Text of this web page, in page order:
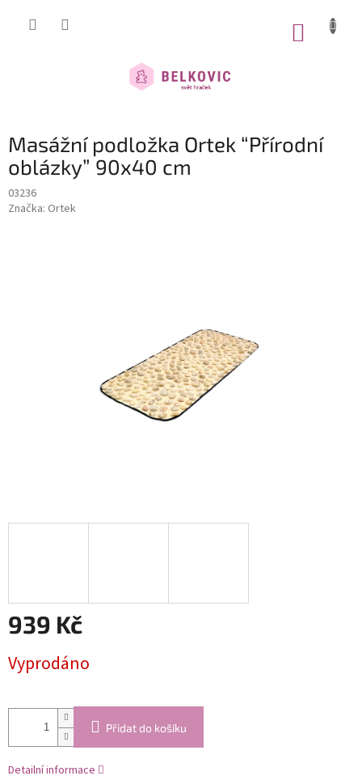
Masážní podložka Ortek “Přírodní
oblázky” 90x40 cm
03236
Značka: Ortek
939 Kč
cena:
Vyprodáno
Přidat do košíku
Detailní informace